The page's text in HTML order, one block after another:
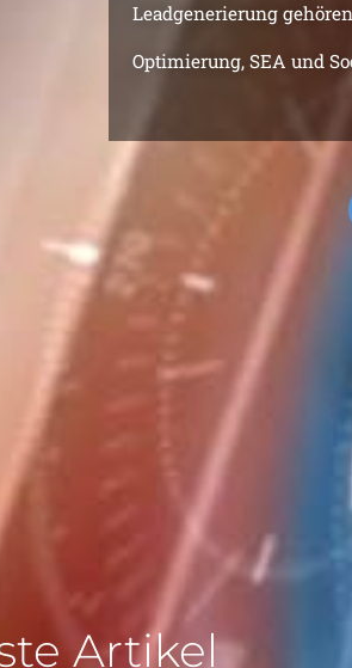
Leadgenerierung
Optimierung, SEA und
Artikel